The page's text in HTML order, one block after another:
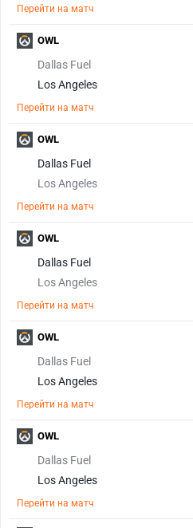
Перейти на матч
Dallas Fuel
Los Angeles
Перейти на матч
OWL
Dallas Fuel
Los Angeles
Перейти на матч
OWL
Dallas Fuel
Los Angeles
Перейти на матч
OWL
Dallas Fuel
Los Angeles
Перейти на матч
OWL
Dallas Fuel
Los Angeles
Перейти на матч
OWL